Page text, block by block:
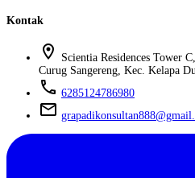
Kontak
location_on
Scientia Residences Tower
Curug Sangereng, Kec. Kelapa
phone 6285124786980
mail